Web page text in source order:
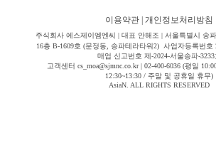
이용약관 개인정보처리방침
주식회사 에스제이엠엔씨 | 대표 안해조 | 서울특별시 송
16층 B-1609호 (문정동, 송파테라타워2) 사업자등록번호
매업 신고번호 제-2024-서울송파-3233
고객센터 cs_moa@sjmnc.co.kr | 02-400-6036 (평일
12:30~13:30 / 주말 및 공휴일 휴무)
AsiaN. ALL RIGHTS RESERVED